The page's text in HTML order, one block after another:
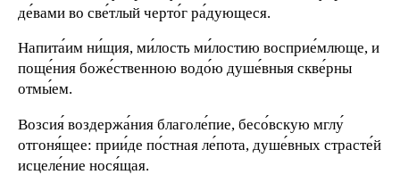
де́вами во све́тлый черто́г ра́дующеся.
Напита́им ни́щия, ми́лость ми́лостию восприе́млюще, и
поще́ния боже́ственною водо́ю душе́вныя скве́рны
отмы́ем.
Возсия́ воздержа́ния благоле́пие, бесо́вскую мглу́
отгоня́щее: прии́де по́стная ле́пота, душе́вных страсте́й
исцеле́ние нося́щая.